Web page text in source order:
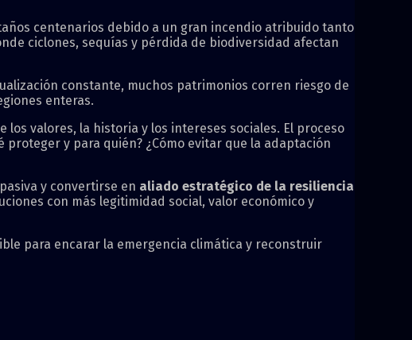
centenarios debido a un gran incendio atribuido tanto
ciclones, sequías y pérdida de biodiversidad afectan
constante, muchos patrimonios corren riesgo de
enteras.
valores, la historia y los intereses sociales. El proceso
y para quién? ¿Cómo evitar que la adaptación
y convertirse en aliado estratégico de la resiliencia
con más legitimidad social, valor económico y
para encarar la emergencia climática y reconstruir